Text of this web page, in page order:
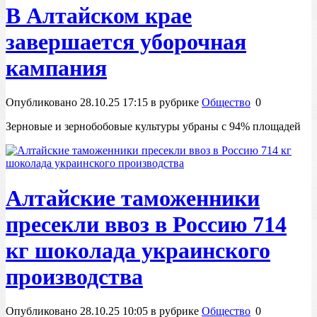
В Алтайском крае
завершается уборочная
кампания
Опубликовано 28.10.25 17:15 в рубрике Общество 0
Зерновые и зернобобовые культуры убраны с 94% площадей
Алтайские таможенники
пресекли ввоз в Россию 714
кг шоколада украинского
производства
Опубликовано 28.10.25 10:05 в рубрике Общество 0